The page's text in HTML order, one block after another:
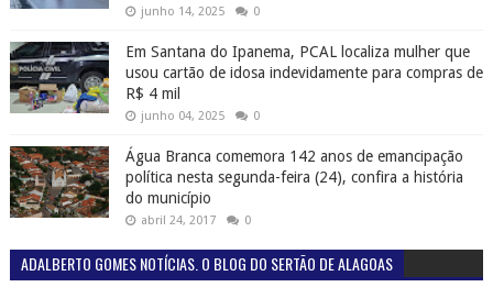
junho 14, 2025 0
Em Santana do Ipanema, PCAL localiza mulher que
usou cartão de idosa indevidamente para compras de
R$ 4 mil
junho 04, 2025 0
Água Branca comemora 142 anos de emancipação
política nesta segunda-feira (24), confira a história
do município
abril 24, 2017 0
ADALBERTO GOMES NOTÍCIAS. O BLOG DO SERTÃO DE ALAGOAS